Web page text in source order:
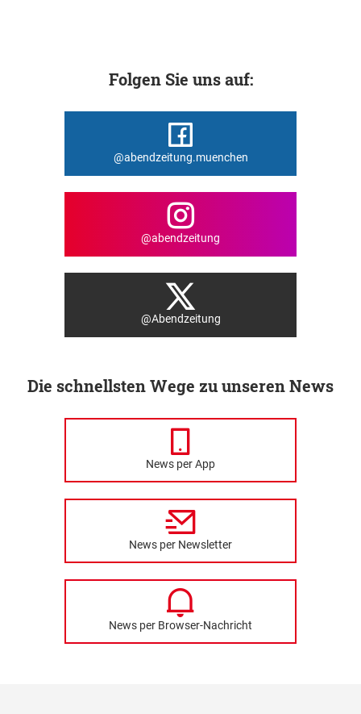
Folgen Sie uns auf:
@abendzeitung.muenchen
@abendzeitung
@Abendzeitung
Die schnellsten Wege zu unseren News
News per App
News per Newsletter
News per Browser-Nachricht